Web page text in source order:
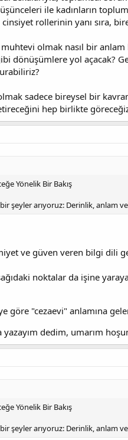
ile kadınların
rollerinin yanı sıra,
muhtevi olmak nasıl bir
dönüşümlere yol açacak?
sadece bireysel bir
hep birlikte
Yönelik Bir Bakış
şeyler arıyoruz: Derinlik, anlam
ve güven veren bilgi dili
noktalar da işine
göre "cezaevi" anlamına
dedim, umarım
Yönelik Bir Bakış
şeyler arıyoruz: Derinlik, anlam